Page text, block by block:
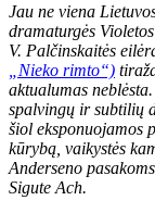
Jau ne viena
dramaturgės
V. Palčinskaitės
„Nieko rimto“)
aktualumas
spalvingų ir subtilių
šiol eksponuojamos
kūrybą, vaikystės
Anderseno
Sigute Ach.